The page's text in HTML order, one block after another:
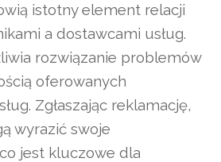
istotny element relacji
a dostawcami usług.
rozwiązanie problemów
oferowanych
Zgłaszając reklamację,
wyrazić swoje
jest kluczowe dla